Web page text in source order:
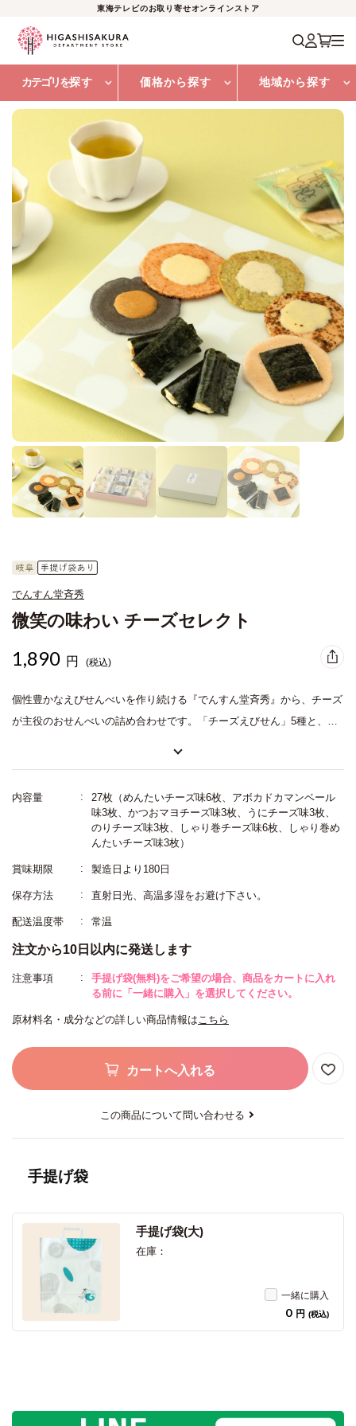
東海テレビのお取り寄せオンラインストア
カテゴリを探す 価格から探す 地域から探す
でんすん堂斉秀
微笑の味わい チーズセレクト
1,890 円 (税込)
個性豊かなえびせんべいを作り続ける『でんすん堂斉秀』から、チーズ
が主役のおせんべいの詰め合わせです。「チーズえびせん」5種と、で
内容量
27枚（めんたいチーズ味6枚、アボカドカマンベール
味3枚、かつおマヨチーズ味3枚、うにチーズ味3枚、
のりチーズ味3枚、しゃり巻チーズ味6枚、しゃり巻め
んたいチーズ味3枚）
賞味期限 製造日より180日
保存方法 直射日光、高温多湿をお避け下さい。
配送温度帯 常温
注文から10日以内に発送します
注意事項
手提げ袋(無料)をご希望の場合、商品をカートに入れ
る前に「一緒に購入」を選択してください。
原材料名・成分などの詳しい商品情報はこちら
カートへ入れる
この商品について問い合わせる
手提げ袋
手提げ袋(大)
在庫：
一緒に購入
0 円 (税込)